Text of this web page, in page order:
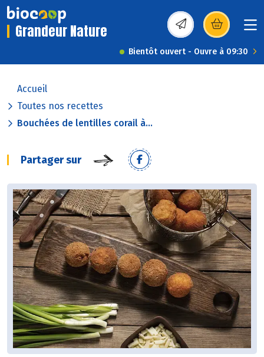
Grandeur Nature (s’ouvre dans une
Bientôt ouvert - Ouvre à 09:30
Accueil
Toutes nos recettes
Bouchées de lentilles corail à...
Partager sur